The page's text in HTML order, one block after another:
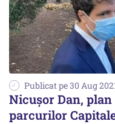
Publicat pe 30 Aug
Nicușor Dan,
parcurilor